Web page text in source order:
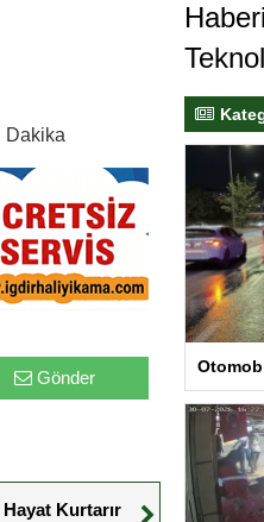
Dakika
Gönder
Kurtarır
Haberi